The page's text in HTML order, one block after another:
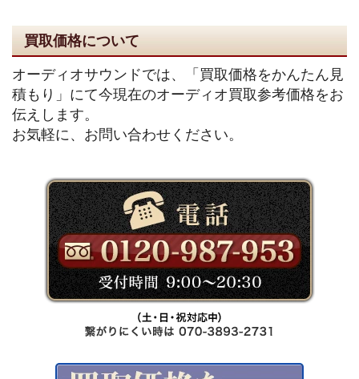
買取価格について
オーディオサウンドでは、「買取価格をかんたん見
積もり」にて今現在のオーディオ買取参考価格をお
伝えします。
お気軽に、お問い合わせください。